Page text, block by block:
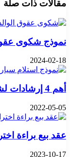
مقالات ذات صلة
نموذج شكوى
2024-02-18
أهم 4 إرشادات لشراء سيارة مستعملة
2022-05-05
عقد بيع براءة
2023-10-17